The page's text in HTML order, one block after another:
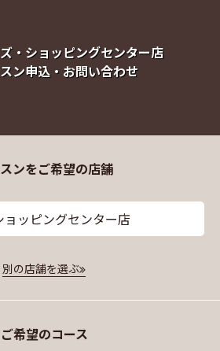
・ショッピングセンター店
ン申込・お問い合わせ
ンをご希望の店舗
ッピングセンター店
別の店舗を選ぶ
ご希望のコース